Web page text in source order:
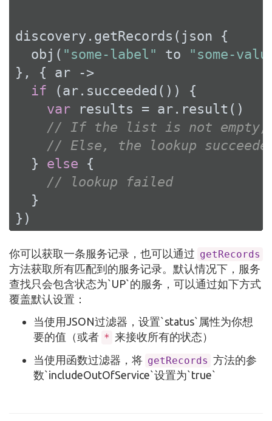
discovery.getRecords(json {
  obj(
"some-label" to
"some-
}, { ar ->
if (ar.succeeded()) {
var results = ar.result()
// If the list is not empty,
// Else, the lookup
  }
else {
// lookup failed
  }
})
你可以获取一条服务记录，也可以通过 getRecords
方法获取所有匹配到的服务记录。默认情况下，服务
查找只会包含状态为`UP`的服务，可以通过如下方式
覆盖默认设置：
当使用JSON过滤器，设置`status`属性为你想
要的值（或者 * 来接收所有的状态）
当使用函数过滤器，将 getRecords 方法的参
数`includeOutOfService`设置为`true`